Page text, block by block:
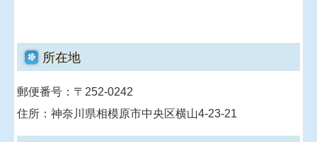
所在地
郵便番号：〒252-0242
住所：神奈川県相模原市中央区横山4-23-21